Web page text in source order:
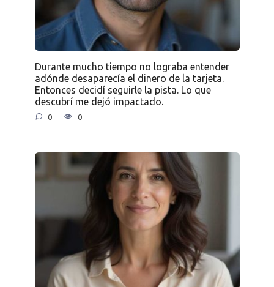
Durante mucho tiempo no lograba entender
adónde desaparecía el dinero de la tarjeta.
Entonces decidí seguirle la pista. Lo que
descubrí me dejó impactado.
0 0